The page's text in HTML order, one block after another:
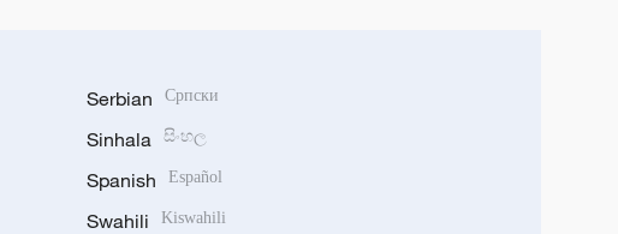
Serbian Српски
Sinhala සිංහල
Spanish Español
Swahili Kiswahili